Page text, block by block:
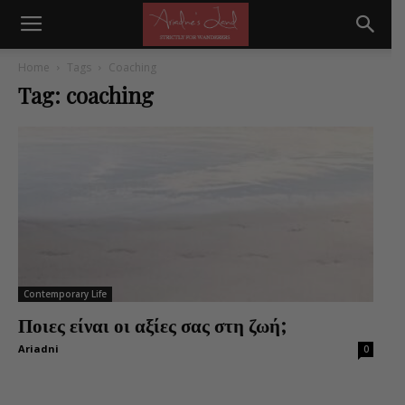
Home Tags Coaching
Tag: coaching
Contemporary Life
Ποιες είναι οι αξίες σας στη ζωή;
Ariadni 0